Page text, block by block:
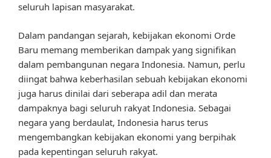
seluruh lapisan masyarakat.
Dalam pandangan sejarah, kebijakan ekonomi Orde
Baru memang memberikan dampak yang signifikan
dalam pembangunan negara Indonesia. Namun, perlu
diingat bahwa keberhasilan sebuah kebijakan ekonomi
juga harus dinilai dari seberapa adil dan merata
dampaknya bagi seluruh rakyat Indonesia. Sebagai
negara yang berdaulat, Indonesia harus terus
mengembangkan kebijakan ekonomi yang berpihak
pada kepentingan seluruh rakyat.